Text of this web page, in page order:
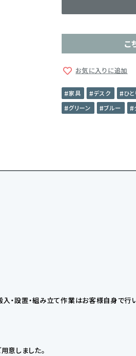
こ
お気に入りに追加
家具 デスク
ひ
グリーン
ブルー
・設置・組み立て作業はお客様自身で行
意しました。